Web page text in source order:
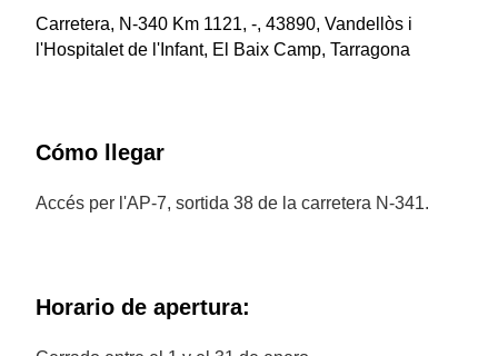
Carretera, N-340 Km 1121, -, 43890, Vandellòs i
l'Hospitalet de l'Infant, El Baix Camp, Tarragona
Cómo llegar
Accés per l'AP-7, sortida 38 de la carretera N-341.
Horario de apertura: